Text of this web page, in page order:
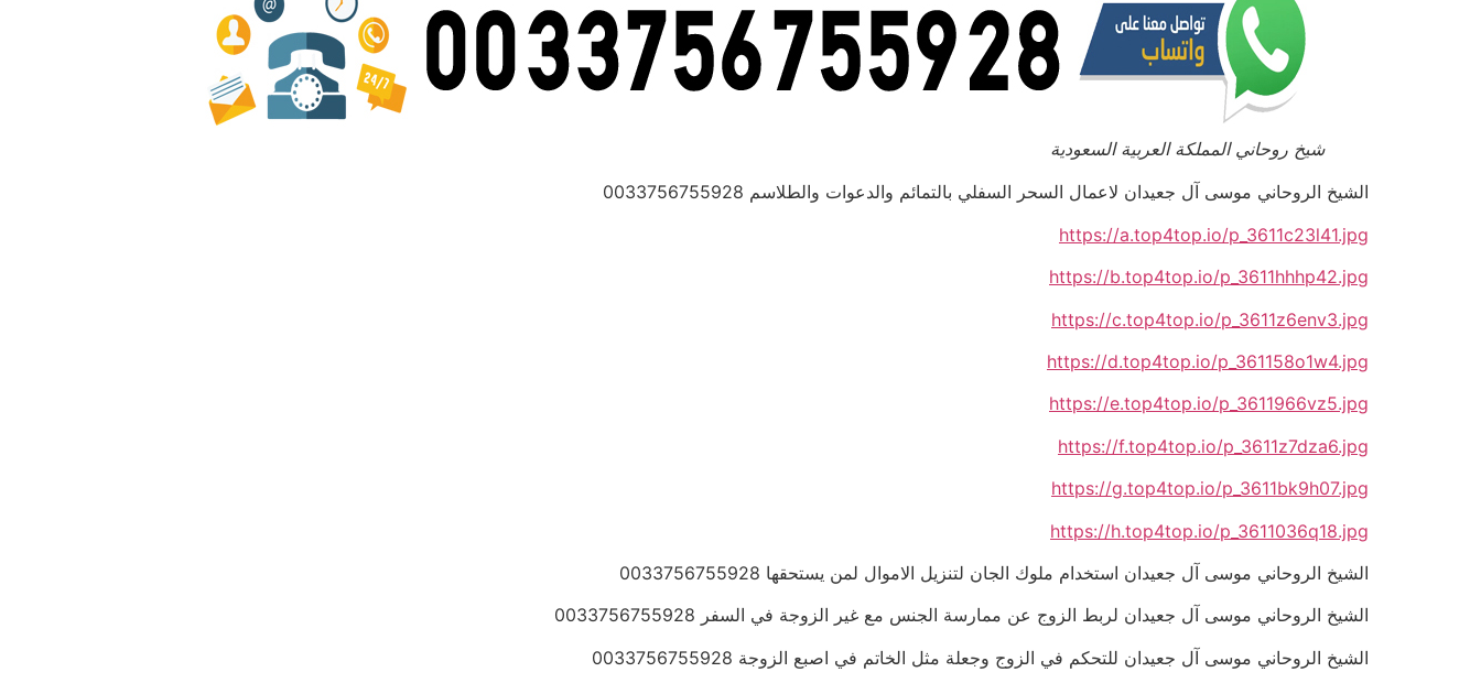
شيخ روحاني المملكة العربية السعودية
الشيخ الروحاني موسى آل جعيدان لاعمال السحر السفلي بالتمائم والدعوات والطلاسم 0033756755928
https://a.top4top.io/p_3611c23l41.jpg
https://b.top4top.io/p_3611hhhp42.jpg
https://c.top4top.io/p_3611z6env3.jpg
https://d.top4top.io/p_361158o1w4.jpg
https://e.top4top.io/p_3611966vz5.jpg
https://f.top4top.io/p_3611z7dza6.jpg
https://g.top4top.io/p_3611bk9h07.jpg
https://h.top4top.io/p_3611036q18.jpg
الشيخ الروحاني موسى آل جعيدان استخدام ملوك الجان لتنزيل الاموال لمن يستحقها 0033756755928
الشيخ الروحاني موسى آل جعيدان لربط الزوج عن ممارسة الجنس مع غير الزوجة في السفر 0033756755928
الشيخ الروحاني موسى آل جعيدان للتحكم في الزوج وجعلة مثل الخاتم في اصبع الزوجة 0033756755928